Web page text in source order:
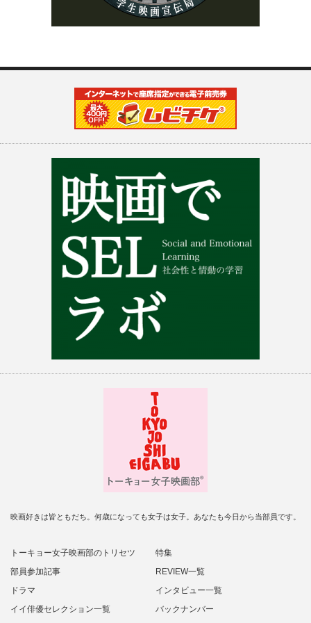
映画好きは皆ともだち。何歳になっても女子は女子。あなたも今日から当部員です。
トーキョー女子映画部のトリセツ
特集
部員参加記事
REVIEW一覧
ドラマ
インタビュー一覧
イイ俳優セレクション一覧
バックナンバー